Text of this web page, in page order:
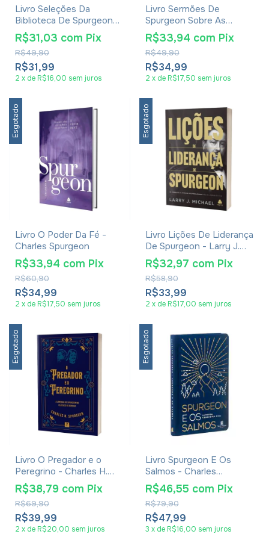
Livro Seleções Da
Biblioteca De Spurgeon
Oração - James Hamilton
R$31,99
R$49,90
R$31,03 com Pix
2 x de R$16,00 sem juros
Livro Sermões De
Spurgeon Sobre As
Parábolas - C. H.
Spurgeon
R$34,99
R$49,90
R$33,94 com Pix
2 x de R$17,50 sem juros
Esgotado
Livro O Poder Da Fé -
Charles Spurgeon
R$34,99
R$60,90
R$33,94 com Pix
2 x de R$17,50 sem juros
Esgotado
Livro Lições De Liderança
De Spurgeon - Larry J.
Michael
R$33,99
R$58,90
R$32,97 com Pix
2 x de R$17,00 sem juros
Esgotado
Livro O Pregador e o
Peregrino - Charles H.
Spurgeon
R$39,99
R$69,90
R$38,79 com Pix
2 x de R$20,00 sem juros
Esgotado
Livro Spurgeon E Os
Salmos - Charles
Spurgeon - Capa Dura
Tecido Azul
R$47,99
R$79,90
R$46,55 com Pix
3 x de R$16,00 sem juros